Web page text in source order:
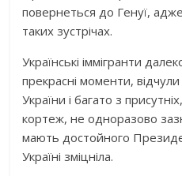
повернеться до Генуї,
таких зустрічах.
Українські іммігранти
прекрасні моменти,
України і багато з
кортеж, не одноразово
мають достойного
Україні зміцніла.